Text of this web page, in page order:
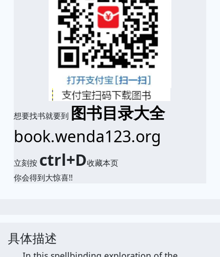
想要找书就要到 图书目录大全
book.wenda123.org
立刻按 ctrl+D收藏本页
你会得到大惊喜!!
具体描述